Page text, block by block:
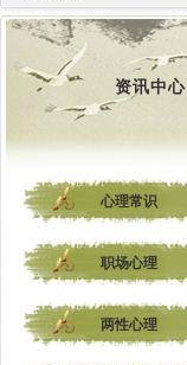
资讯中心
心理常识
职场心理
两性心理